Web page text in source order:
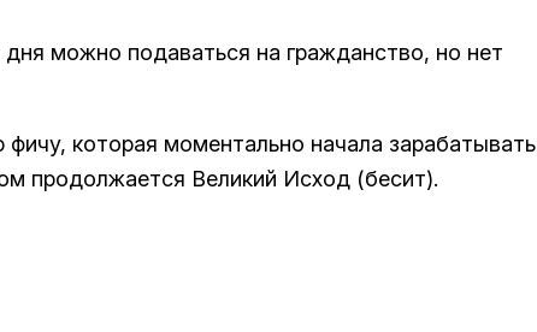
дня можно подаваться на гражданство, но нет
которая моментально начала зарабатывать
продолжается Великий Исход (бесит).